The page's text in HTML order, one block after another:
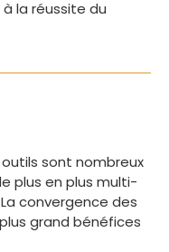
la réussite du
sont nombreux
plus en plus multi-
convergence des
grand bénéfices